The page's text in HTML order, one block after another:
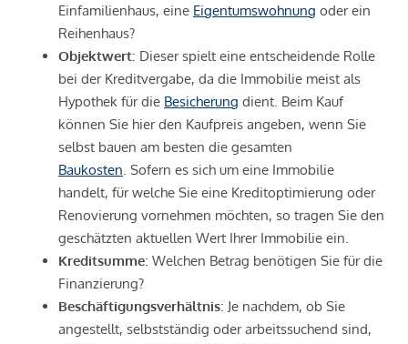
Einfamilienhaus, eine Eigentumswohnung oder ein
Reihenhaus?
Objektwert: Dieser spielt eine entscheidende Rolle
bei der Kreditvergabe, da die Immobilie meist als
Hypothek für die Besicherung dient. Beim Kauf
können Sie hier den Kaufpreis angeben, wenn Sie
selbst bauen am besten die gesamten
Baukosten . Sofern es sich um eine Immobilie
handelt, für welche Sie eine Kreditoptimierung oder
Renovierung vornehmen möchten, so tragen Sie den
geschätzten aktuellen Wert Ihrer Immobilie ein.
Kreditsumme: Welchen Betrag benötigen Sie für die
Finanzierung?
Beschäftigungsverhältnis: Je nachdem, ob Sie
angestellt, selbstständig oder arbeitssuchend sind,